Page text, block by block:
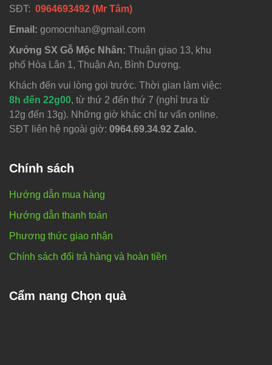
SĐT: 0964693492 (Mr Tâm)
Email: gomocnhan@gmail.com
Xưởng SX Gỗ Mộc Nhân: Thuận giao 13, khu
phố Hòa Lân 1, Thuận An, Bình Dương.
Khách đến vui lòng gọi trước. Thời gian làm việc:
8h đến 22g00, từ thứ 2 đến thứ 7 (nghỉ trưa từ
12g đến 13g). Những giờ khác chỉ tư vấn online.
SĐT liên hệ ngoài giờ: 0964.69.34.92 Zalo.
Chính sách
Hướng dẫn mua hàng
Hướng dẫn thanh toán
Phương thức giao nhận
Chính sách đổi trả hàng và hoàn tiền
Cẩm nang Chọn quà